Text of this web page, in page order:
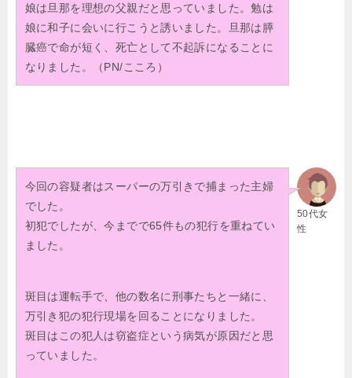
娘は旦那を理想の父親だと思っていました。勉は
娘に和子に会いに行こうと誘いました。旦那は膵
臓癌で命が短く、死亡として不起訴になることに
なりました。（PN/こころ）
50代女
性
今回の容疑者はスーパーの万引きで捕まった主婦
でした。
初犯でしたが、今までで65件もの犯行を重ねてい
ました。
斑目は運転手で、他の数名に刑事たちと一緒に、
万引き犯の犯行現場を回ることになりました。
斑目はこの犯人は窃盗症という病気が原因だと思
っていました。